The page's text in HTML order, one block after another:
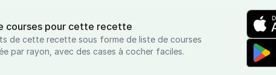
courses pour cette recette
de cette recette sous forme de liste de courses
par rayon, avec des cases à cocher faciles.